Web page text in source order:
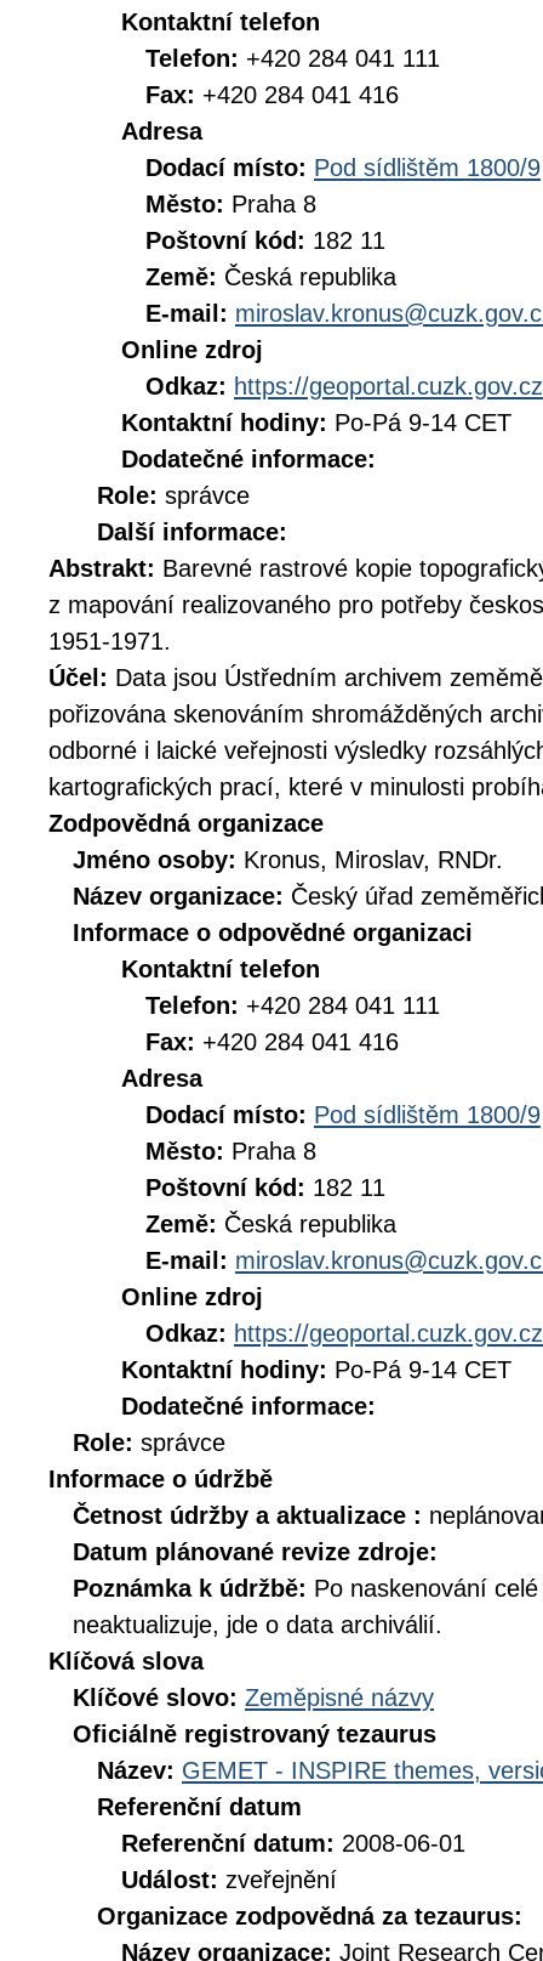
Kontaktní telefon
Telefon: +420 284 041 111
Fax: +420 284 041 416
Adresa
Dodací místo: Pod sídlištěm 1800/9
Město: Praha 8
Poštovní kód: 182 11
Země: Česká republika
E-mail:
Online zdroj
Odkaz: https://geoportal.cuzk.gov.cz
Kontaktní hodiny: Po-Pá 9-14 CET
Dodatečné informace:
Role: správce
Další informace:
Abstrakt: Barevné rastrové kopie
z mapování realizovaného pro potřeby
1951-1971.
Účel: Data jsou Ústředním archivem
pořizována skenováním shromážděných
odborné i laické veřejnosti výsledky
kartografických prací, které v minulosti
Zodpovědná organizace
Jméno osoby: Kronus, Miroslav, RNDr.
Název organizace: Český úřad
Informace o odpovědné organizaci
Kontaktní telefon
Telefon: +420 284 041 111
Fax: +420 284 041 416
Adresa
Dodací místo: Pod sídlištěm 1800/9
Město: Praha 8
Poštovní kód: 182 11
Země: Česká republika
E-mail:
Online zdroj
Odkaz: https://geoportal.cuzk.gov.cz
Kontaktní hodiny: Po-Pá 9-14 CET
Dodatečné informace:
Role: správce
Informace o údržbě
Četnost údržby a aktualizace :
Datum plánované revize zdroje:
Poznámka k údržbě: Po naskenování
neaktualizuje, jde o data archiválií.
Klíčová slova
Klíčové slovo: Zeměpisné názvy
Oficiálně registrovaný tezaurus
Název: GEMET - INSPIRE themes,
Referenční datum
Referenční datum: 2008-06-01
Událost: zveřejnění
Organizace zodpovědná za tezaurus:
Název organizace: Joint Research